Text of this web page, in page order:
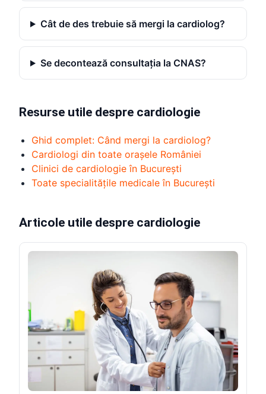
Cât de des trebuie să mergi la cardiolog?
Se decontează consultația la CNAS?
Resurse utile despre cardiologie
Ghid complet: Când mergi la cardiolog?
Cardiologi din toate orașele României
Clinici de cardiologie în București
Toate specialitățile medicale în București
Articole utile despre cardiologie